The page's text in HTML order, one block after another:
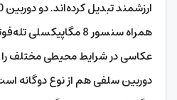
همراه سنسور 8
عکاسی در شرایط محیطی مختلف را